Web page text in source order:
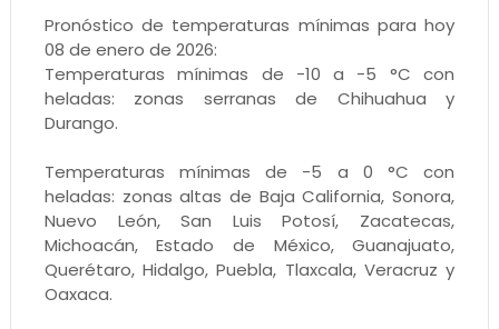
Pronóstico de temperaturas mínimas para hoy
08 de enero de 2026:
Temperaturas mínimas de -10 a -5 °C con
heladas: zonas serranas de Chihuahua y
Durango.
Temperaturas mínimas de -5 a 0 °C con
heladas: zonas altas de Baja California, Sonora,
Nuevo León, San Luis Potosí, Zacatecas,
Michoacán, Estado de México, Guanajuato,
Querétaro, Hidalgo, Puebla, Tlaxcala, Veracruz y
Oaxaca.